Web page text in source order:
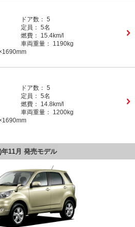
ドア数： 5
定員： 5名
燃費：
15.4km/l
車両重量：
1190kg
ドア数： 5
定員： 5名
燃費：
14.8km/l
車両重量：
1200kg
11月 発売モデル